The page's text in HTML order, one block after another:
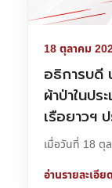
18 ตุลาคม
อธิการบดี
ผ้าป่าในป
เรือยาวฯ
เมื่อวันที่ 18 ตุ
อ่านรายละเอี